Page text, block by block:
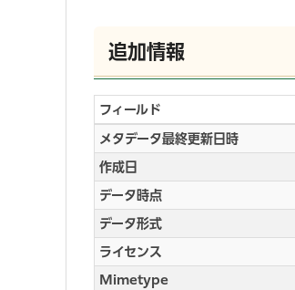
追加情報
フィールド
メタデータ最終更新日時
作成日
データ時点
データ形式
ライセンス
Mimetype